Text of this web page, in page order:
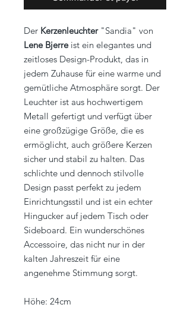
Der Kerzenleuchter"Sandia" von
Lene Bjerreist ein elegantes und
zeitloses Design-Produkt, das in
jedem Zuhause für eine warme und
gemütliche Atmosphäre sorgt. Der
Leuchter ist aus hochwertigem
Metall gefertigt und verfügt über
eine großzügige Größe, die es
ermöglicht, auch größere Kerzen
sicher und stabil zu halten. Das
schlichte und dennoch stilvolle
Design passt perfekt zu jedem
Einrichtungsstil und ist ein echter
Hingucker auf jedem Tisch oder
Sideboard. Ein wunderschönes
Accessoire, das nicht nur in der
kalten Jahreszeit für eine
angenehme Stimmung sorgt.
Höhe: 24cm